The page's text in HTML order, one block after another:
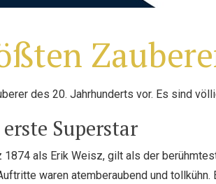
des 20. Jahrhunderts vor. Es sind
Superstar
1874 als Erik Weisz, gilt als der
waren atemberaubend und tollkühn.